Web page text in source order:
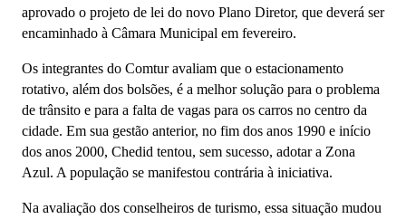
aprovado o projeto de lei do novo Plano Diretor, que deverá ser
encaminhado à Câmara Municipal em fevereiro.
Os integrantes do Comtur avaliam que o estacionamento
rotativo, além dos bolsões, é a melhor solução para o problema
de trânsito e para a falta de vagas para os carros no centro da
cidade. Em sua gestão anterior, no fim dos anos 1990 e início
dos anos 2000, Chedid tentou, sem sucesso, adotar a Zona
Azul. A população se manifestou contrária à iniciativa.
Na avaliação dos conselheiros de turismo, essa situação mudou